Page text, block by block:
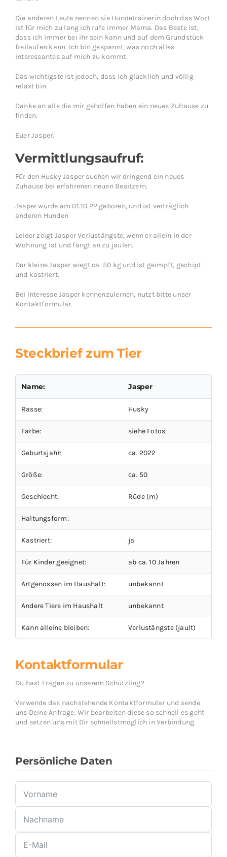
Die anderen Leute nennen sie Hundetrainerin doch das Wort
ist für mich zu lang ich rufe immer Mama. Das Beste ist,
dass ich immer bei ihr sein kann und auf dem Grundstück
freilaufen kann. Ich bin gespannt, was noch alles
interessantes auf mich zu kommt.
Das wichtigste ist jedoch, dass ich glücklich und völlig
relaxt bin.
Danke an alle die mir geholfen haben ein neues Zuhause zu
finden.
Euer Jasper.
Vermittlungsaufruf:
Für den Husky Jasper suchen wir dringend ein neues
Zuhause bei erfahrenen neuen Besitzern.
Jasper wurde am 01.10.22 geboren, und ist verträglich
anderen Hunden
Leider zeigt Jasper Verlustängste, wenn er allein in der
Wohnung ist und fängt an zu jaulen.
Der kleine Jasper wiegt ca. 50 kg und ist geimpft, gechipt
und kastriert.
Bei Interesse Jasper kennenzulernen, nutzt bitte unser
Kontaktformular.
Steckbrief zum Tier
Name: Jasper
Rasse: Husky
Farbe: siehe Fotos
Geburtsjahr: ca. 2022
Größe: ca. 50
Geschlecht: Rüde (m)
Haltungsform:
Kastriert: ja
Für Kinder geeignet: ab ca. 10 Jahren
Artgenossen im Haushalt: unbekannt
Andere Tiere im Haushalt unbekannt
Kann alleine bleiben: Verlustängste (jault)
Kontaktformular
Du hast Fragen zu unserem Schützling?
Verwende das nachstehende Kontaktformular und sende
uns Deine Anfrage. Wir bearbeiten diese so schnell es geht
und setzen uns mit Dir schnellstmöglich in Verbindung.
Persönliche Daten